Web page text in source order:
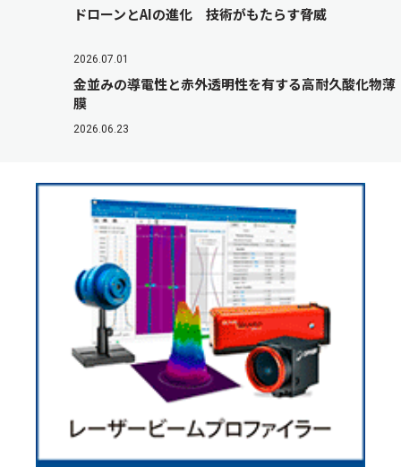
ドローンとAIの進化 技術がもたらす脅威
2026.07.01
金並みの導電性と赤外透明性を有する高耐久酸化物薄
膜
2026.06.23